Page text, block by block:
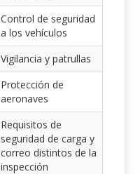
Control de seguridad
a los vehículos
Vigilancia y patrullas
Protección de
aeronaves
Requisitos de
seguridad de carga y
correo distintos de la
inspección